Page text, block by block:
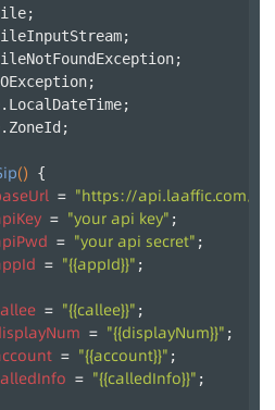
() {
= "https://api.laaffic.com/
= "your api key" ;
= "your api secret" ;
= "{{appId}}" ;
= "{{callee}}" ;
= "{{displayNum}}" ;
= "{{account}}" ;
= "{{calledInfo}}" ;